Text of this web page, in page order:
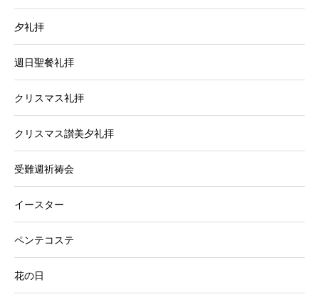
夕礼拝
週日聖餐礼拝
クリスマス礼拝
クリスマス讃美夕礼拝
受難週祈祷会
イースター
ペンテコステ
花の日